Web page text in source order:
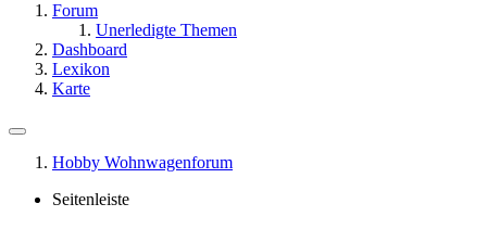
Forum
Unerledigte Themen
Dashboard
Lexikon
Karte
Hobby Wohnwagenforum
Seitenleiste